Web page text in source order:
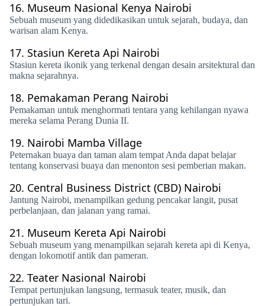
16. Museum Nasional Kenya Nairobi
Sebuah museum yang didedikasikan untuk sejarah, budaya, dan
warisan alam Kenya.
17. Stasiun Kereta Api Nairobi
Stasiun kereta ikonik yang terkenal dengan desain arsitektural dan
makna sejarahnya.
18. Pemakaman Perang Nairobi
Pemakaman untuk menghormati tentara yang kehilangan nyawa
mereka selama Perang Dunia II.
19. Nairobi Mamba Village
Peternakan buaya dan taman alam tempat Anda dapat belajar
tentang konservasi buaya dan menonton sesi pemberian makan.
20. Central Business District (CBD) Nairobi
Jantung Nairobi, menampilkan gedung pencakar langit, pusat
perbelanjaan, dan jalanan yang ramai.
21. Museum Kereta Api Nairobi
Sebuah museum yang menampilkan sejarah kereta api di Kenya,
dengan lokomotif antik dan pameran.
22. Teater Nasional Nairobi
Tempat pertunjukan langsung, termasuk teater, musik, dan
pertunjukan tari.